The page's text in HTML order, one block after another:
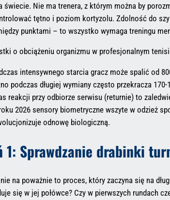
świecie. Nie ma trenera, z którym można by
tętno i poziom kortyzolu. Zdolność do
punktami – to wszystko wymaga treningu
o obciążeniu organizmu w profesjonalnym
intensywnego starcia gracz może spalić od
podczas długiej wymiany często przekracza
reakcji przy odbiorze serwisu (returnie) to
2026 sensory biometryczne wszyte w odzież
odnowę biologiczną.
1: Sprawdzanie drabinki
na poważnie to proces, który zaczyna się na
się w jej połówce? Czy w pierwszych rundach